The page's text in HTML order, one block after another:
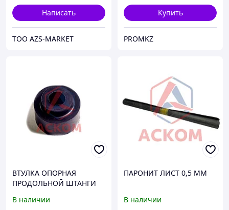
Написать
TOO AZS-MARKET
Купить
PROMKZ
ВТУЛКА ОПОРНАЯ
ПРОДОЛЬНОЙ ШТАНГИ
оригинал)
В наличии
ПАРОНИТ ЛИСТ 0,5 ММ
В наличии